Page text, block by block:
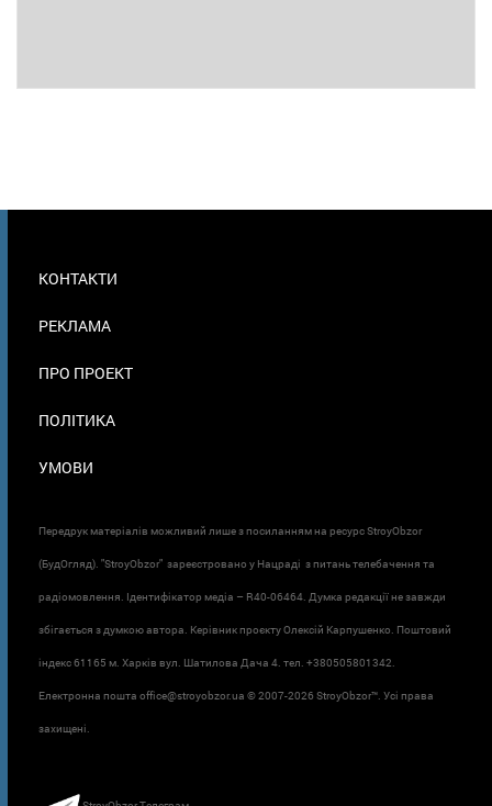
В
КОНТАКТИ
РЕКЛАМА
ПРО ПРОЕКТ
ПОЛІТИКА
УМОВИ
Передрук матеріалів можливий лише з посиланням на ресурс StroyObzor
(БудОгляд). "StroyObzor" зареєстровано у Нацраді з питань телебачення та
радіомовлення. Ідентифікатор медіа – R40-06464. Думка редакції не завжди
збігається з думкою автора. Керівник проєкту Олексій Карпушенко. Поштовий
індекс 61165 м. Харків вул. Шатилова Дача 4. тел. +380505801342.
Електронна пошта office@stroyobzor.ua © 2007-2026 StroyObzor™. Усі права
захищені.